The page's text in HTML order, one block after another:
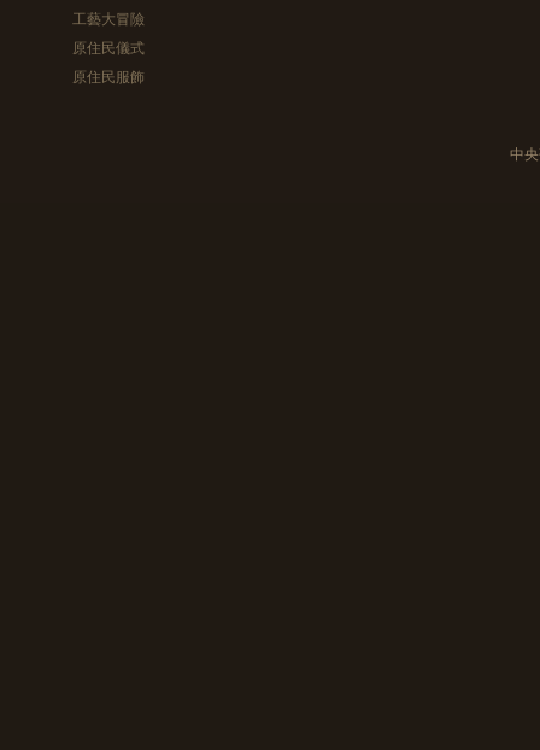
工藝大冒險
原住民儀式
原住民服飾
中